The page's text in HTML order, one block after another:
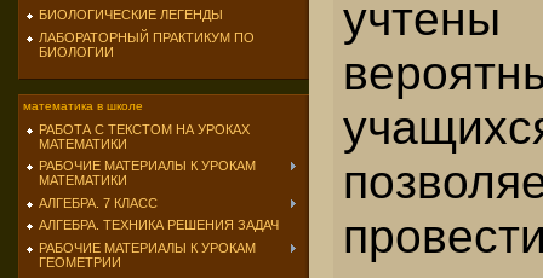
БИОЛОГИЧЕСКИЕ ЛЕГЕНДЫ
ЛАБОРАТОРНЫЙ ПРАКТИКУМ ПО
БИОЛОГИИ
математика в школе
РАБОТА С ТЕКСТОМ НА УРОКАХ
МАТЕМАТИКИ
РАБОЧИЕ МАТЕРИАЛЫ К УРОКАМ
МАТЕМАТИКИ
АЛГЕБРА. 7 КЛАСС
АЛГЕБРА. ТЕХНИКА РЕШЕНИЯ ЗАДАЧ
РАБОЧИЕ МАТЕРИАЛЫ К УРОКАМ
ГЕОМЕТРИИ